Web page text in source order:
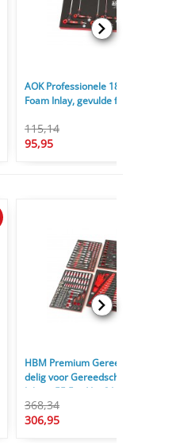
AOK Professionele 18-delige T-
Foam Inlay, gevulde foam inlay
115,14
95,95
HBM Premium
delig voor Gereedschapswagen,
Inlays, 55,5 x 41 x 31 cm
368,34
306,95